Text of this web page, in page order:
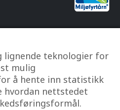
lignende teknologier for
mulig
å hente inn statistikk
hvordan nettstedet